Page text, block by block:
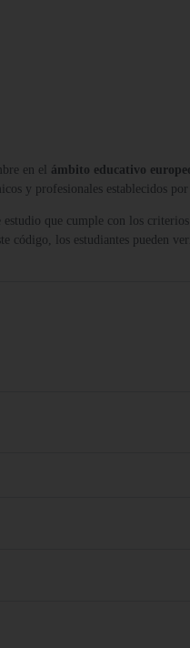
en el ámbito educativo
y profesionales establecidos
que cumple con los criterios
código, los estudiantes pueden